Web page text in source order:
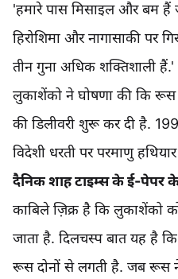
'हमारे पास मिसाइल और बम हैं
हिरोशिमा और नागासाकी पर
तीन गुना अधिक शक्तिशाली हैं.'
लुकाशेंको ने घोषणा की कि रूस
की डिलीवरी शुरू कर दी है.
विदेशी धरती पर परमाणु
दैनिक शाह टाइम्स के ई-पेपर
काबिले ज़िक्र है कि लुकाशेंको
जाता है. दिलचस्प बात यह है
रूस दोनों से लगती है. जब रूस ने